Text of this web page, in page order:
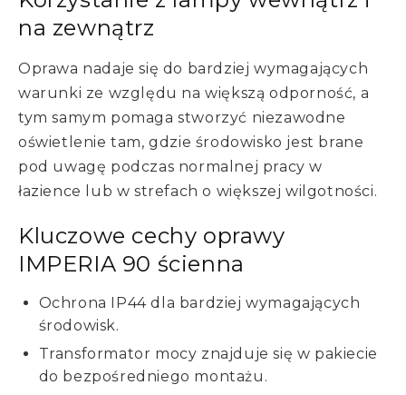
na zewnątrz
Oprawa nadaje się do bardziej wymagających
warunki ze względu na większą odporność, a
tym samym pomaga stworzyć niezawodne
oświetlenie tam, gdzie środowisko jest brane
pod uwagę podczas normalnej pracy w
łazience lub w strefach o większej wilgotności.
Kluczowe cechy oprawy
IMPERIA 90 ścienna
Ochrona IP44 dla bardziej wymagających
środowisk.
Transformator mocy znajduje się w pakiecie
do bezpośredniego montażu.